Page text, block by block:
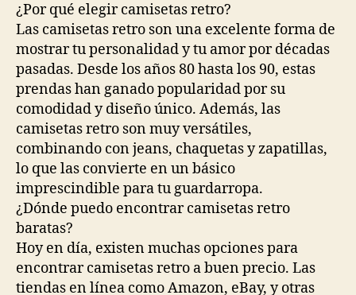
¿Por qué elegir camisetas retro?
Las camisetas retro son una excelente forma de
mostrar tu personalidad y tu amor por décadas
pasadas. Desde los años 80 hasta los 90, estas
prendas han ganado popularidad por su
comodidad y diseño único. Además, las
camisetas retro son muy versátiles,
combinando con jeans, chaquetas y zapatillas,
lo que las convierte en un básico
imprescindible para tu guardarropa.
¿Dónde puedo encontrar camisetas retro
baratas?
Hoy en día, existen muchas opciones para
encontrar camisetas retro a buen precio. Las
tiendas en línea como Amazon, eBay, y otras